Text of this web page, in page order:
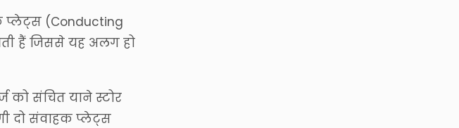
प्लेट्स (Conducting
हैं जिससे यह अलग हो
को संचित याने स्टोर
दो संवाहक प्लेट्स